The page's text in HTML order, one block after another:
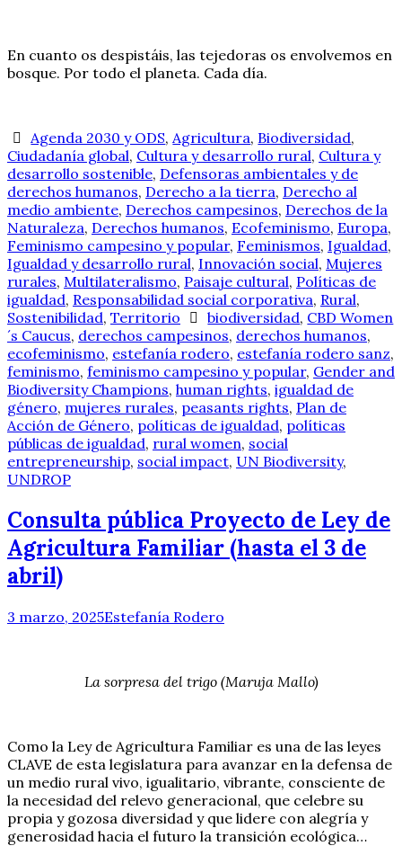
En cuanto os despistáis, las tejedoras os envolvemos en
bosque. Por todo el planeta. Cada día.
Agenda 2030 y ODS, Agricultura, Biodiversidad,
Ciudadanía global, Cultura y desarrollo rural, Cultura y
desarrollo sostenible, Defensoras ambientales y de
derechos humanos, Derecho a la tierra, Derecho al
medio ambiente, Derechos campesinos, Derechos de la
Naturaleza, Derechos humanos, Ecofeminismo, Europa,
Feminismo campesino y popular, Feminismos, Igualdad,
Igualdad y desarrollo rural, Innovación social, Mujeres
rurales, Multilateralismo, Paisaje cultural, Políticas de
igualdad, Responsabilidad social corporativa, Rural,
Sostenibilidad, Territorio biodiversidad, CBD Women
´s Caucus, derechos campesinos, derechos humanos,
ecofeminismo, estefanía rodero, estefanía rodero sanz,
feminismo, feminismo campesino y popular, Gender and
Biodiversity Champions, human rights, igualdad de
género, mujeres rurales, peasants rights, Plan de
Acción de Género, políticas de igualdad, políticas
públicas de igualdad, rural women, social
entrepreneurship, social impact, UN Biodiversity,
UNDROP
Consulta pública Proyecto de Ley de
Agricultura Familiar (hasta el 3 de
abril)
3 marzo, 2025Estefanía Rodero
La sorpresa del trigo (Maruja Mallo)
Como la Ley de Agricultura Familiar es una de las leyes
CLAVE de esta legislatura para avanzar en la defensa de
un medio rural vivo, igualitario, vibrante, consciente de
la necesidad del relevo generacional, que celebre su
propia y gozosa diversidad y que lidere con alegría y
generosidad hacia el futuro la transición ecológica…